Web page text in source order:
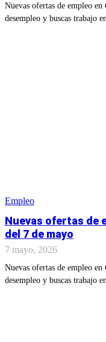
Nuevas ofertas de empleo en
desempleo y buscas trabajo
Empleo
Nuevas ofertas de
del 7 de mayo
7 mayo, 2026
Nuevas ofertas de empleo en
desempleo y buscas trabajo